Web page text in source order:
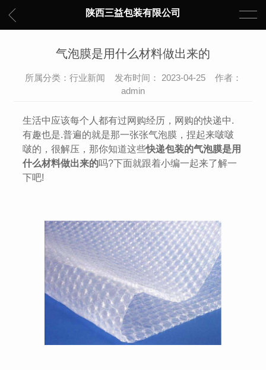
陕西三益包装有限公司
气泡膜是用什么材料做出来的
所属分类：行业新闻 发布时间： 2023-04-25 作者：
admin
生活中应该每个人都有过网购经历，网购的快递中.
有趣也是.普遍的就是那一张张气泡膜，捏起来啵啵
啵的，很解压，那你知道这些快递包装的气泡膜是用
什么材料做出来的吗?下面就跟着小编一起来了解一
下吧!